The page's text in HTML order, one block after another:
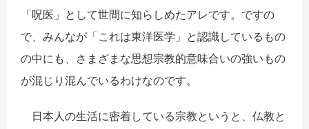
「呪医」として世間に知らしめたアレです。ですの
で、みんなが「これは東洋医学」と認識しているもの
の中にも、さまざまな思想宗教的意味合いの強いもの
が混じり混んでいるわけなのです。
日本人の生活に密着している宗教というと、仏教と